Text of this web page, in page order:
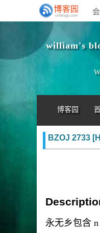
william's
博客园
BZOJ 2733
永无乡包含